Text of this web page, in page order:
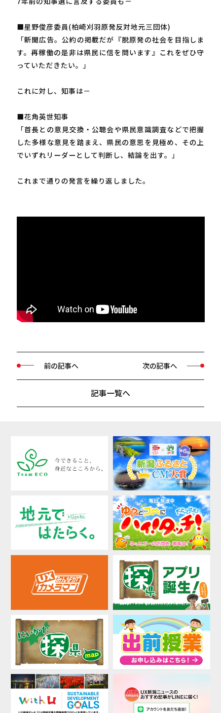
■星野俊彦委員(柏崎刈羽原発反対地元三団体)
「新聞広告。公約の掲載だが『脱原発の社会を目指しま
す。再稼働の是非は県民に信を問います』これをぜひ守
っていただきたい。」
これに対し、知事は－
■花角英世知事
「首長との意見交換・公聴会や県民意識調査などで把握
した多様な意見を踏まえ、県民の意思を見極め、その上
でいずれリーダーとして判断し、結論を出す。」
これまで通りの発言を繰り返しました。
前の記事へ
記事一覧へ
次の記事へ